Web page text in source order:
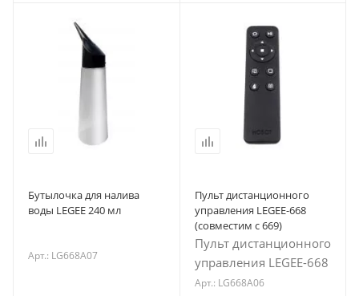
Бутылочка для налива
воды LEGEE 240 мл
Арт.: LG668A07
Пульт дистанционного
управления LEGEE-668
(совместим с 669)
Пульт дистанционного
управления LEGEE-668
Арт.: LG668A06